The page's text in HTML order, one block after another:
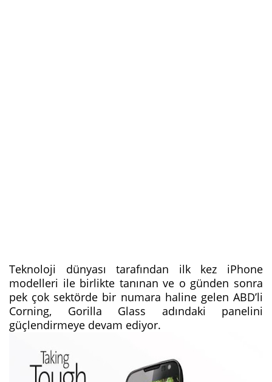
Teknoloji dünyası tarafından ilk kez iPhone
modelleri ile birlikte tanınan ve o günden sonra
pek çok sektörde bir numara haline gelen ABD’li
Corning, Gorilla Glass adındaki panelini
güçlendirmeye devam ediyor.